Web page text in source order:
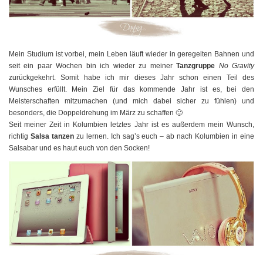
Mein Studium ist vorbei, mein Leben läuft wieder in geregelten Bahnen und
seit ein paar Wochen bin ich wieder zu meinerTanzgruppe No Gravity
zurückgekehrt. Somit habe ich mir dieses Jahr schon einen Teil des
Wunsches erfüllt. Mein Ziel für das kommende Jahr ist es, bei den
Meisterschaften mitzumachen (und mich dabei sicher zu fühlen) und
besonders, die Doppeldrehung im März zu schaffen 🙂
Seit meiner Zeit in Kolumbien letztes Jahr ist es außerdem mein Wunsch,
richtig Salsa tanzenzu lernen. Ich sag’s euch – ab nach Kolumbien in eine
Salsabar und es haut euch von den Socken!